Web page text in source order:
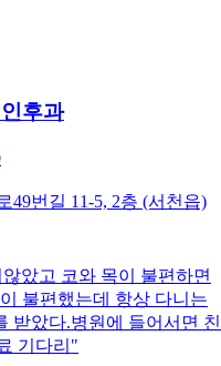
후과
49번길 11-5, 2층 (서천읍)
았고 코와 목이 불편하면
불편했는데 항상 다니는
받았다.병원에 들어서면 친
기다리 "